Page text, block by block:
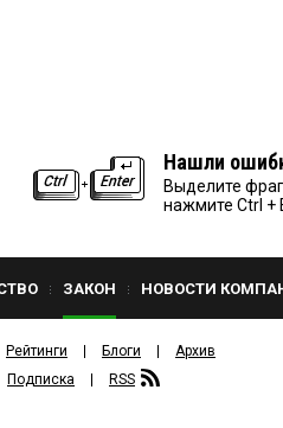
Нашли
Выделите
нажмите Ctrl +
ЗАКОН НОВОСТИ
Рейтинги Блоги
Архив
Подписка RSS